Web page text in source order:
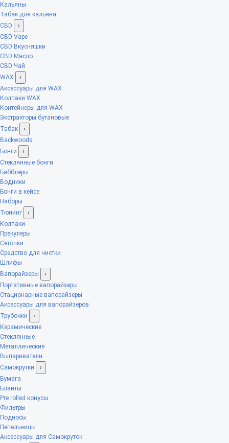
Кальяны
Табак для кальяна
CBD
›
CBD Vape
CBD Вкусняшки
CBD Масло
CBD Чай
WAX
›
Аксессуары для WAX
Колпаки WAX
Контейнеры для WAX
Экстракторы бутановые
Табак
›
Backwoods
Бонги
›
Стеклянные бонги
Бабблеры
Водники
Бонги в кейсе
Наборы
Тюнинг
›
Колпаки
Прекулеры
Сеточки
Средство для чистки
Шлифы
Вапорайзеры
›
Портативные вапорайзеры
Стационарные вапорайзеры
Аксессуары для вапорайзеров
Трубочки
›
Керамические
Стеклянные
Металлические
Выпариватели
Самокрутки
›
Бумага
Бланты
Pre rolled конусы
Фильтры
Подносы
Пепельницы
Аксессуары для Самокруток